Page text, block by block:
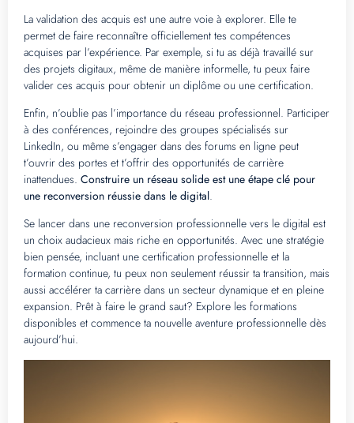
La validation des acquis est une autre voie à explorer. Elle te
permet de faire reconnaître officiellement tes compétences
acquises par l’expérience. Par exemple, si tu as déjà travaillé sur
des projets digitaux, même de manière informelle, tu peux faire
valider ces acquis pour obtenir un diplôme ou une certification.
Enfin, n’oublie pas l’importance du réseau professionnel. Participer
à des conférences, rejoindre des groupes spécialisés sur
LinkedIn, ou même s’engager dans des forums en ligne peut
t’ouvrir des portes et t’offrir des opportunités de carrière
inattendues. Construire un réseau solide est une étape clé pour
une reconversion réussie dans le digital.
Se lancer dans une reconversion professionnelle vers le digital est
un choix audacieux mais riche en opportunités. Avec une stratégie
bien pensée, incluant une certification professionnelle et la
formation continue, tu peux non seulement réussir ta transition, mais
aussi accélérer ta carrière dans un secteur dynamique et en pleine
expansion. Prêt à faire le grand saut? Explore les formations
disponibles et commence ta nouvelle aventure professionnelle dès
aujourd’hui.